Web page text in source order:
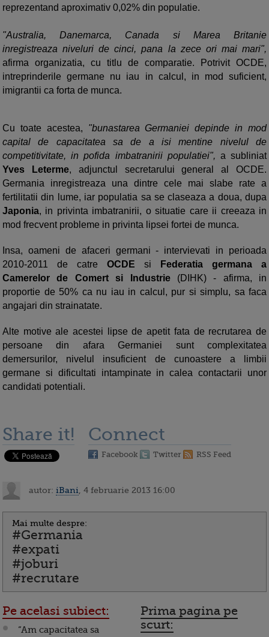
reprezentand aproximativ 0,02% din populatie.
"Australia, Danemarca, Canada si Marea Britanie
inregistreaza niveluri de cinci, pana la zece ori mai mari",
afirma organizatia, cu titlu de comparatie. Potrivit OCDE,
intreprinderile germane nu iau in calcul, in mod suficient,
imigrantii ca forta de munca.
Cu toate acestea, "bunastarea Germaniei depinde in mod
capital de capacitatea sa de a isi mentine nivelul de
competitivitate, in pofida imbatranirii populatiei", a subliniat
Yves Leterme, adjunctul secretarului general al OCDE.
Germania inregistreaza una dintre cele mai slabe rate a
fertilitatii din lume, iar populatia sa se claseaza a doua, dupa
Japonia, in privinta imbatranirii, o situatie care ii creeaza in
mod frecvent probleme in privinta lipsei fortei de munca.
Insa, oameni de afaceri germani - intervievati in perioada
2010-2011 de catre OCDE si Federatia germana a
Camerelor de Comert si Industrie (DIHK) - afirma, in
proportie de 50% ca nu iau in calcul, pur si simplu, sa faca
angajari din strainatate.
Alte motive ale acestei lipse de apetit fata de recrutarea de
persoane din afara Germaniei sunt complexitatea
demersurilor, nivelul insuficient de cunoastere a limbii
germane si dificultati intampinate in calea contactarii unor
candidati potentiali.
Share it! Connect
Facebook Twitter RSS Feed
autor: iBani , 4 februarie 2013 16:00
Mai multe despre:
#Germania
#expati
#joburi
#recrutare
Pe acelasi subiect:
“Am capacitatea sa
Prima pagina pe
scurt: